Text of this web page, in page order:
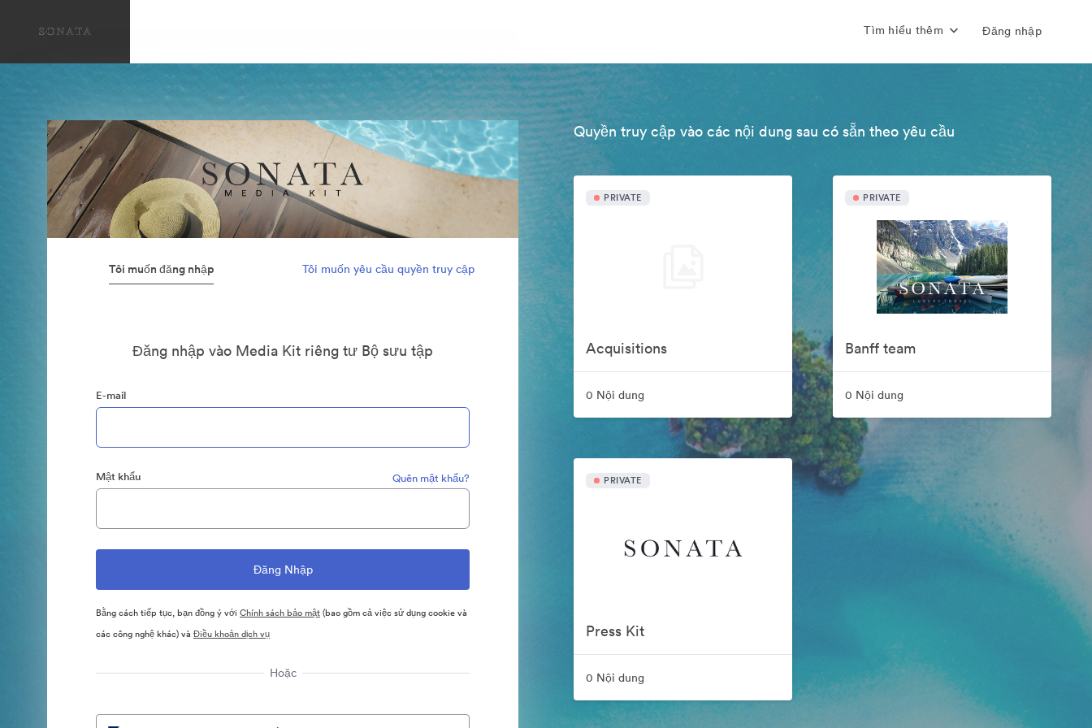
Tìm hiểu thêm Đăng nhập
Tôi muốn đăng nhập Tôi muốn yêu cầu quyền truy cập
Đăng nhập vào Media Kit riêng tư Bộ sưu tập
E-mail
Mật khẩu Quên mật khẩu?
Bằng cách tiếp tục, bạn đồng ý vớiChính sách bảo mật(bao gồm cả việc sử dụng cookie và
các công nghệ khác) vàĐiều khoản dịch vụ
Hoặc
Quyền truy cập vào các nội dung sau có sẵn theo yêu cầu
PRIVATE
Acquisitions
0 Nội dung
PRIVATE
Banff team
0 Nội dung
PRIVATE
Press Kit
0 Nội dung